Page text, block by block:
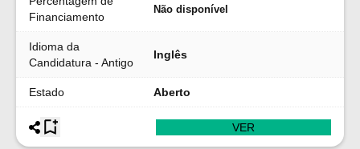
Financiamento
Não disponível
Idioma da
Candidatura - Antigo
Inglês
Estado Aberto
VER